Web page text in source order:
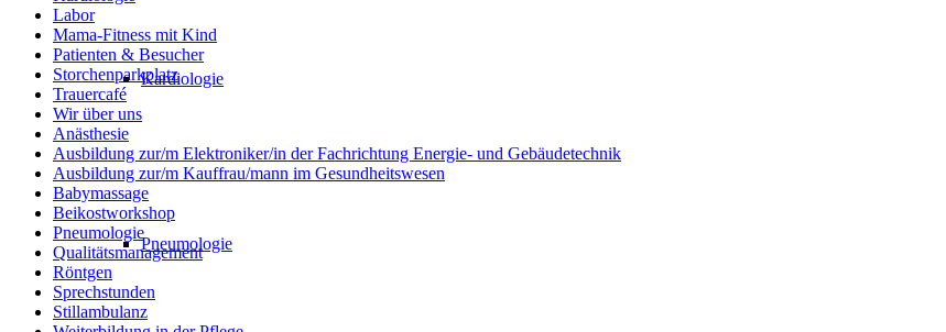
Kardiologie
Pneumologie
Labor
Mama-Fitness mit Kind
Patienten & Besucher
Storchenparkplatz
Trauercafé
Wir über uns
Anästhesie
Ausbildung zur/m Elektroniker/in der Fachrichtung Energie- und Gebäudetechnik
Ausbildung zur/m Kauffrau/mann im Gesundheitswesen
Babymassage
Beikostworkshop
Pneumologie
Qualitätsmanagement
Röntgen
Sprechstunden
Stillambulanz